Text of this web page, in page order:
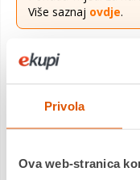
Privola
Ova web-stranica
Više saznaj ovdje.
Sivo-smeđa zavjesa
Uključeno 10